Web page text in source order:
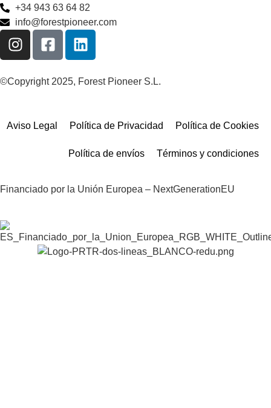
+34 943 63 64 82
info@forestpioneer.com
©Copyright 2025, Forest Pioneer S.L.
Aviso Legal Política de Privacidad Política de Cookies
Política de envíos Términos y condiciones
Financiado por la Unión Europea – NextGenerationEU